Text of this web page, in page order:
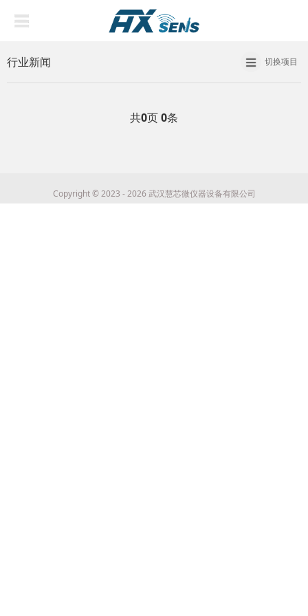
行业新闻 切换项目
共0页0条
Copyright © 2023 - 2026 武汉慧芯微仪器设备有限公司